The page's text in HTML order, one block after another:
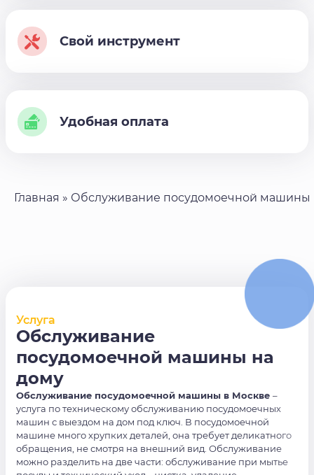
Свой инструмент
Удобная оплата
Главная » Обслуживание посудомоечной машины
Услуга
Обслуживание
посудомоечной машины на
дому
Обслуживание посудомоечной машины в Москве –
услуга по техническому обслуживанию посудомоечных
машин с выездом на дом под ключ. В посудомоечной
машине много хрупких деталей, она требует деликатного
обращения, не смотря на внешний вид. Обслуживание
можно разделить на две части: обслуживание при мытье